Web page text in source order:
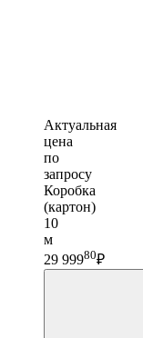
Актуальная
цена
по
запросу
Коробка
(картон)
10
м
29 99980₽